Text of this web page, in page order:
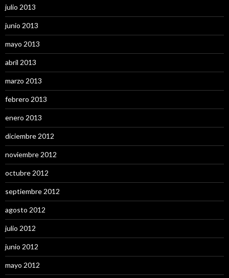
julio 2013
junio 2013
mayo 2013
abril 2013
marzo 2013
febrero 2013
enero 2013
diciembre 2012
noviembre 2012
octubre 2012
septiembre 2012
agosto 2012
julio 2012
junio 2012
mayo 2012